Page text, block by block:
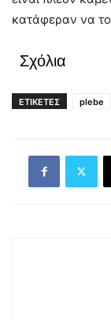
κατάφεραν να
Σχόλια
ΕΤΙΚΕΤΕΣ plebe